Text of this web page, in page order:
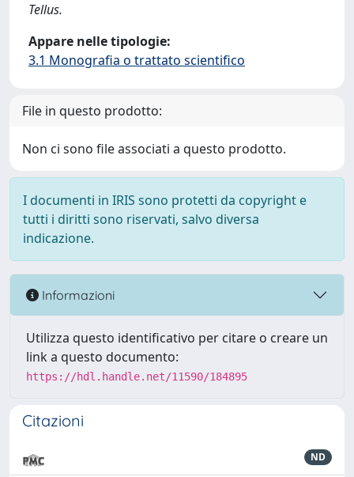
Tellus.
Appare nelle tipologie:
3.1 Monografia o trattato scientifico
File in questo prodotto:
Non ci sono file associati a questo prodotto.
I documenti in IRIS sono protetti da copyright e
tutti i diritti sono riservati, salvo diversa
indicazione.
Informazioni
Utilizza questo identificativo per citare o creare un
link a questo documento:
https://hdl.handle.net/11590/184895
Citazioni
ND